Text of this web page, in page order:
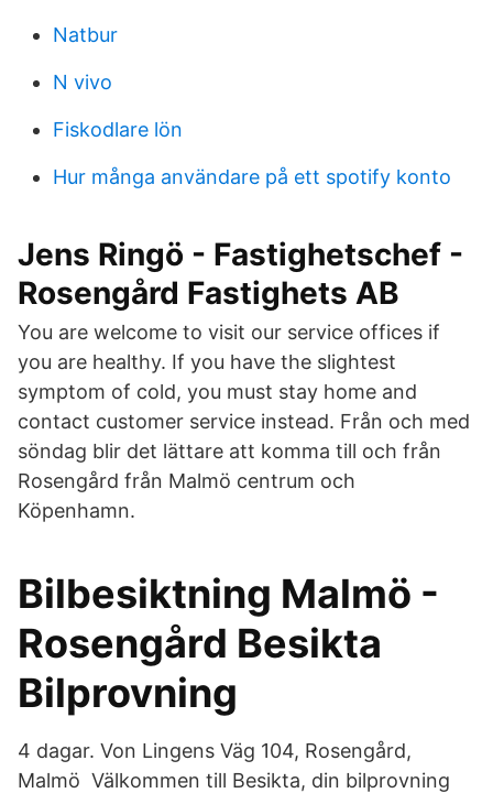
Natbur
N vivo
Fiskodlare lön
Hur många användare på ett spotify konto
Jens Ringö - Fastighetschef -
Rosengård Fastighets AB
You are welcome to visit our service offices if
you are healthy. If you have the slightest
symptom of cold, you must stay home and
contact customer service instead. Från och med
söndag blir det lättare att komma till och från
Rosengård från Malmö centrum och
Köpenhamn.
Bilbesiktning Malmö -
Rosengård Besikta
Bilprovning
4 dagar. Von Lingens Väg 104, Rosengård,
Malmö Välkommen till Besikta, din bilprovning